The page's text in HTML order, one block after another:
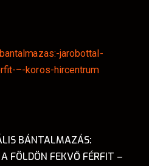
BÁNTALMAZÁS:
FÖLDÖN FEKVŐ FÉRFIT –